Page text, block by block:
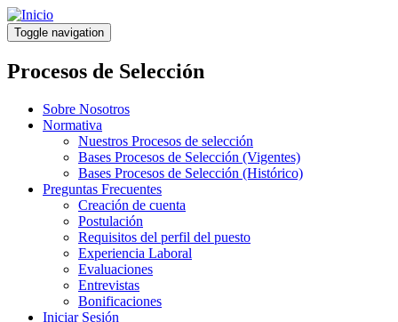
Pasar
al
contenido
principal
Toggle navigation
Procesos de Selección
Sobre Nosotros
Normativa
Nuestros Procesos de selección
Bases Procesos de Selección (Vigentes)
Bases Procesos de Selección (Histórico)
Preguntas Frecuentes
Creación de cuenta
Postulación
Requisitos del perfil del puesto
Experiencia Laboral
Evaluaciones
Entrevistas
Bonificaciones
Iniciar Sesión